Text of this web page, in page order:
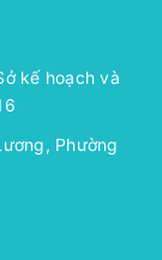
kế hoạch và
Phường